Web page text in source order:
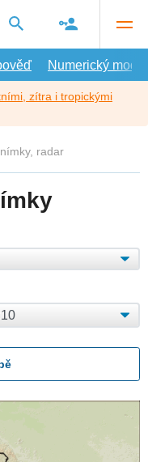
Numerický model
zítra i tropickými
radar